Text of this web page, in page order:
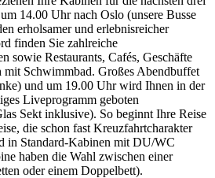
14.00 Uhr nach Oslo (unsere Busse
erholsamer und erlebnisreicher
finden Sie zahlreiche
sowie Restaurants, Cafés, Geschäfte
mit Schwimmbad. Großes Abendbuffet
und um 19.00 Uhr wird Ihnen in der
Liveprogramm geboten
Sekt inklusive). So beginnt Ihre Reise
die schon fast Kreuzfahrtcharakter
in Standard-Kabinen mit DU/WC
haben die Wahl zwischen einer
oder einem Doppelbett).